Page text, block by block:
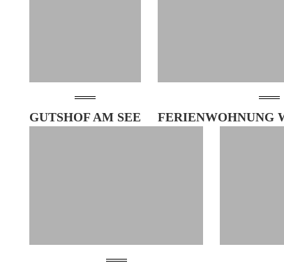
GUTSHOF AM SEE FERIENWOHNUNG